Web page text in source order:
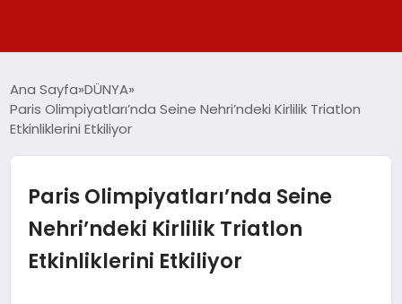
SPOR
SAĞLIK
Ana Sayfa DÜNYA
Paris Olimpiyatları’nda Seine Nehri’ndeki Kirlilik Triatlon
Etkinliklerini Etkiliyor
Paris Olimpiyatları’nda Seine
Nehri’ndeki Kirlilik Triatlon
Etkinliklerini Etkiliyor